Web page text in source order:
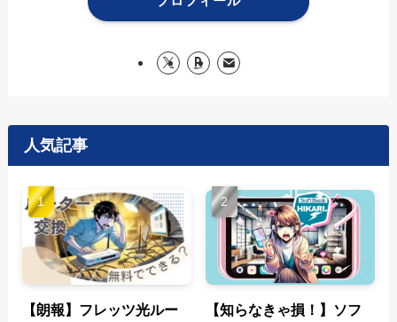
人気記事
【朗報】フレッツ光ルー
【知らなきゃ損！】ソフ